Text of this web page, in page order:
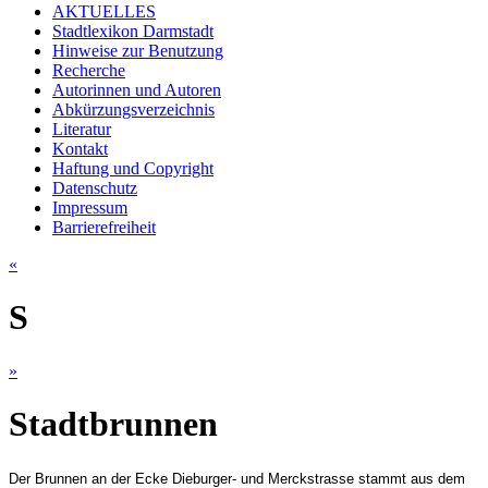
AKTUELLES
Stadtlexikon Darmstadt
Hinweise zur Benutzung
Recherche
Autorinnen und Autoren
Abkürzungsverzeichnis
Literatur
Kontakt
Haftung und Copyright
Datenschutz
Impressum
Barrierefreiheit
«
S
»
Stadtbrunnen
Der Brunnen an der Ecke Dieburger- und Merckstrasse stammt aus dem